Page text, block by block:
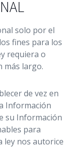
solo por el
fines para los
requiera o
más largo.
de vez en
Información
su Información
para
ley nos autorice